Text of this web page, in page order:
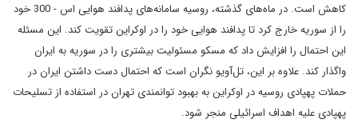
کاهش است. در ماه‌های گذشته، روسیه سامانه‌های پدافند هوایی اس - 300 خود
را از سوریه خارج کرد تا پدافند هوایی خود را در اوکراین تقویت کند. این مسئله
این احتمال را افزایش داد که مسکو مسئولیت بیشتری را در سوریه به ایران
واگذار کند. علاوه بر این، تل‌آویو نگران است که احتمال دست داشتن ایران در
حملات پهپادی روسیه در اوکراین به بهبود توانمندی تهران در استفاده از تسلیحات
پهپادی علیه اهداف اسرائیلی منجر شود.